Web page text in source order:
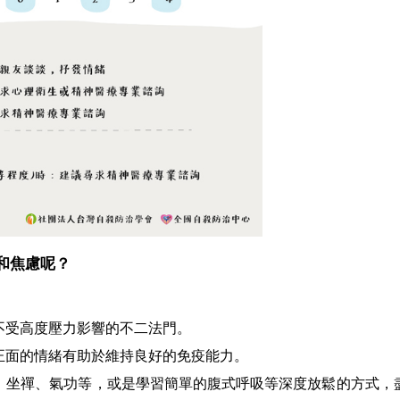
焦慮呢？
高度壓力影響的不二法門。
的情緒有助於維持良好的免疫能力。
禪、氣功等，或是學習簡單的腹式呼吸等深度放鬆的方式